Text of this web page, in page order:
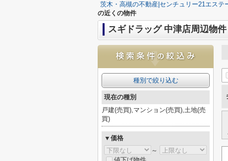
茨木・高槻の不動産|センチュリー21エステ
の近くの物件
スギドラッグ 中津店周辺物件
種別で絞り込む
現在の種別
戸建(売買),マンション(売買),土地(売
買)
▼価格
～